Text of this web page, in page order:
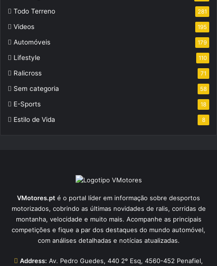
Todo Terreno 281
Videos 195
Automóveis 179
Lifestyle 110
Ralicross 71
Sem categoria 58
E-Sports 18
Estilo de Vida 8
VMotores.pt é o portal líder em informação sobre desportos
motorizados, cobrindo as últimas novidades de ralis, corridas de
montanha, velocidade e muito mais. Acompanhe as principais
competições e fique a par dos destaques do mundo automóvel,
com análises detalhadas e notícias atualizadas.
Address: Av. Pedro Guedes, 440 2º Esq, 4560-452 Penafiel,